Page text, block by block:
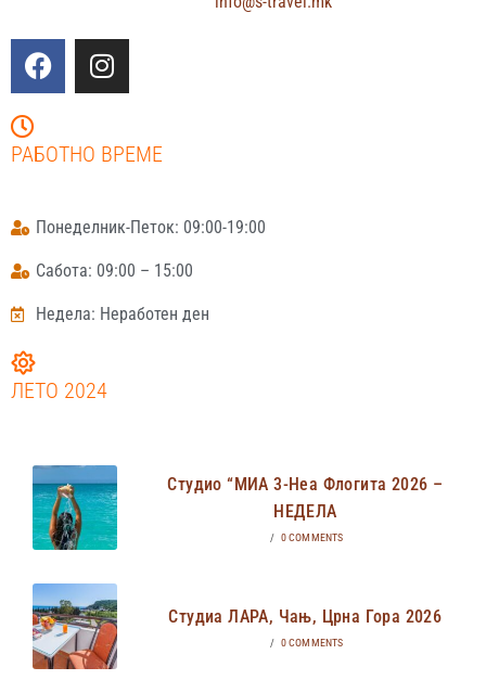
РАБОТНО ВРЕМЕ
Понеделник-Петок: 09:00-19:00
Сабота: 09:00 – 15:00
Недела: Неработен ден
ЛЕТО 2024
Студио “МИА 3-Неа Флогита 2026 –
НЕДЕЛА
/ 0 COMMENTS
Студиа ЛАРА, Чањ, Црна Гора 2026
/ 0 COMMENTS